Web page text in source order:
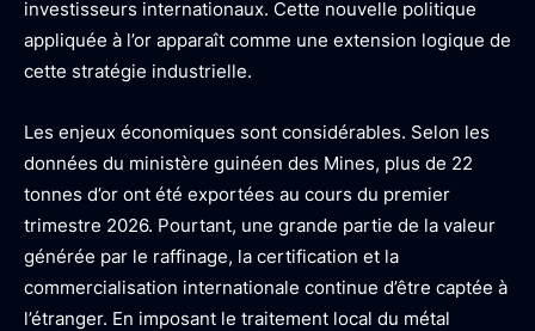
investisseurs internationaux. Cette nouvelle politique
appliquée à l’or apparaît comme une extension logique de
cette stratégie industrielle.
Les enjeux économiques sont considérables. Selon les
données du ministère guinéen des Mines, plus de 22
tonnes d’or ont été exportées au cours du premier
trimestre 2026. Pourtant, une grande partie de la valeur
générée par le raffinage, la certification et la
commercialisation internationale continue d’être captée à
l’étranger. En imposant le traitement local du métal